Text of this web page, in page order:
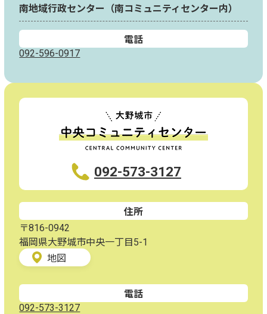
南地域行政センター（南コミュニティセンター内）
電話
092-596-0917
092-573-3127
住所
〒816-0942
福岡県大野城市中央一丁目5-1
地図
電話
092-573-3127